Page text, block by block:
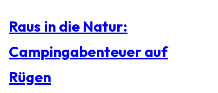
Raus in die Natur:
Campingabenteuer auf
Rügen